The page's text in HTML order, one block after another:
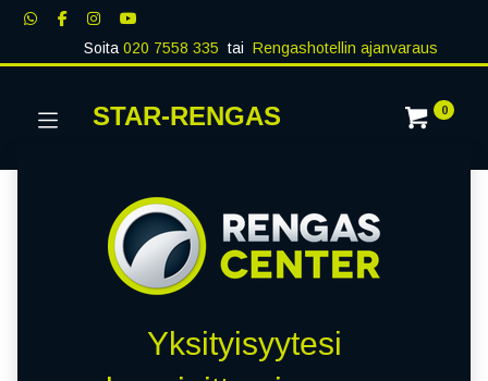
Soita020 7558 335 tai Rengashotellin ajanvaraus
STAR-RENGAS 0
Yksityisyytesi